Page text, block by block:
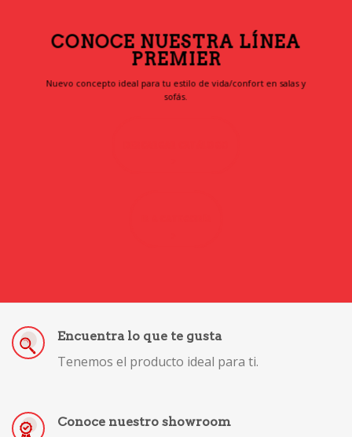
CONOCE NUESTRA LÍNEA
PREMIER
Nuevo concepto ideal para tu estilo de vida/confort en salas y
sofás.
Encuentra lo que te gusta
Tenemos el producto ideal para ti.
Conoce nuestro showroom